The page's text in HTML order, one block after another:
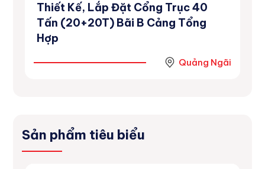
Thiết Kế, Lắp Đặt Cổng Trục 40
Tấn (20+20T) Bãi B Cảng Tổng
Hợp
Quảng Ngãi
Sản phẩm tiêu biểu